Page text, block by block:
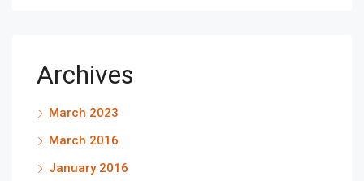
Archives
March 2023
March 2016
January 2016